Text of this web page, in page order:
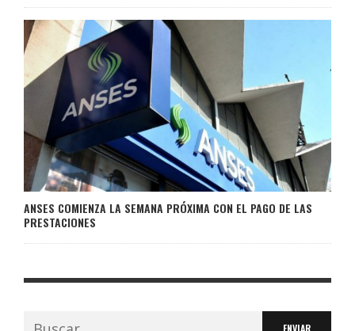
ANSES COMIENZA LA SEMANA PRÓXIMA CON EL PAGO DE LAS
PRESTACIONES
Buscar: